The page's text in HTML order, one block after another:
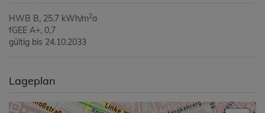
HWB B, 25.7 kWh/m2a
fGEE A+, 0,7
gültig bis 24.10.2033
Lageplan